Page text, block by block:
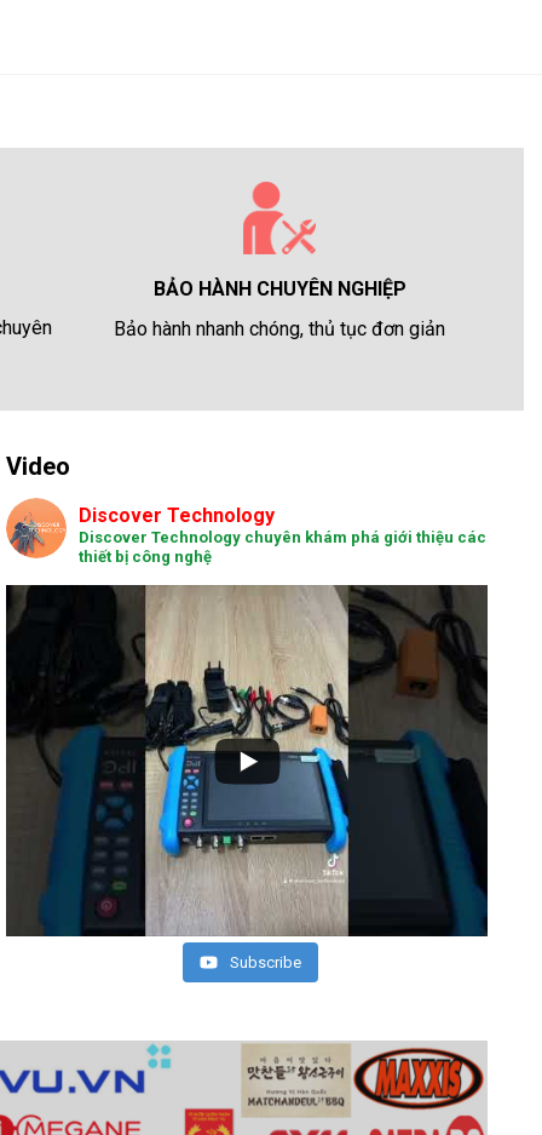
BẢO HÀNH CHUYÊN NGHIỆP
Bảo hành nhanh chóng, thủ tục đơn giản
Video
Discover Technology
Discover Technology chuyên khám phá giới thiệu các
thiết bị công nghệ
Subscribe